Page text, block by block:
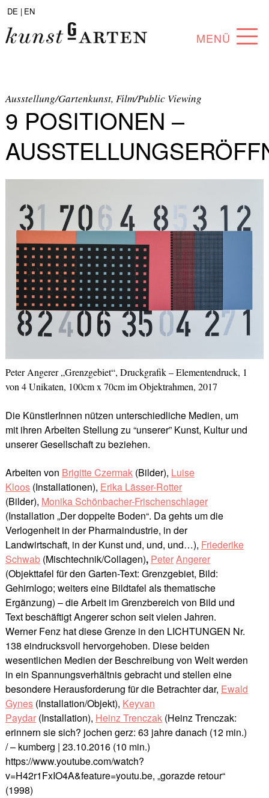
DE | EN
MENÜ
ABOUT
SAMMLUNG
KÜNSTLER*INNEN
PARTNER*INNEN
ANGEBOTE
Ausstellung/Gartenkunst, Film/Public Viewing
9 POSITIONEN –
Peter Angerer „Grenzgebiet“, Druckgrafik – Elementendruck, 1
von 4 Unikaten, 100cm x 70cm im Objektrahmen, 2017
Die KünstlerInnen nützen unterschiedliche Medien, um
mit ihren Arbeiten Stellung zu “unserer” Kunst, Kultur und
unserer Gesellschaft zu beziehen.
Arbeiten von Brigitte Czermak(Bilder), Luise
Kloos(Installationen), Erika Lässer-Rotter
(Bilder), Monika Schönbacher-Frischenschlager
(Installation „Der doppelte Boden“. Da gehts um die
Verlogenheit in der Pharmaindustrie, in der
Landwirtschaft, in der Kunst und, und, und…), Friederike
Schwab(Mischtechnik/Collagen), PeterAngerer
(Objekttafel für den Garten-Text: Grenzgebiet, Bild:
Gehirnlogo; weiters eine Bildtafel als thematische
Ergänzung) – die Arbeit im Grenzbereich von Bild und
Text beschäftigt Angerer schon seit vielen Jahren.
Werner Fenz hat diese Grenze in den LICHTUNGEN Nr.
138 eindrucksvoll hervorgehoben. Diese beiden
wesentlichen Medien der Beschreibung von Welt werden
in ein Spannungsverhältnis gebracht und stellen eine
besondere Herausforderung für die Betrachter dar, Ewald
Gynes(Installation/Objekt), Keyvan
Paydar(Installation), Heinz Trenczak(Heinz Trenczak:
erinnern sie sich? jochen gerz: 63 jahre danach (12 min.)
/ – kumberg | 23.10.2016 (10 min.)
https://www.youtube.com/watch?
v=H42r1FxIO4A&feature=youtu.be, „gorazde retour“
(1998)